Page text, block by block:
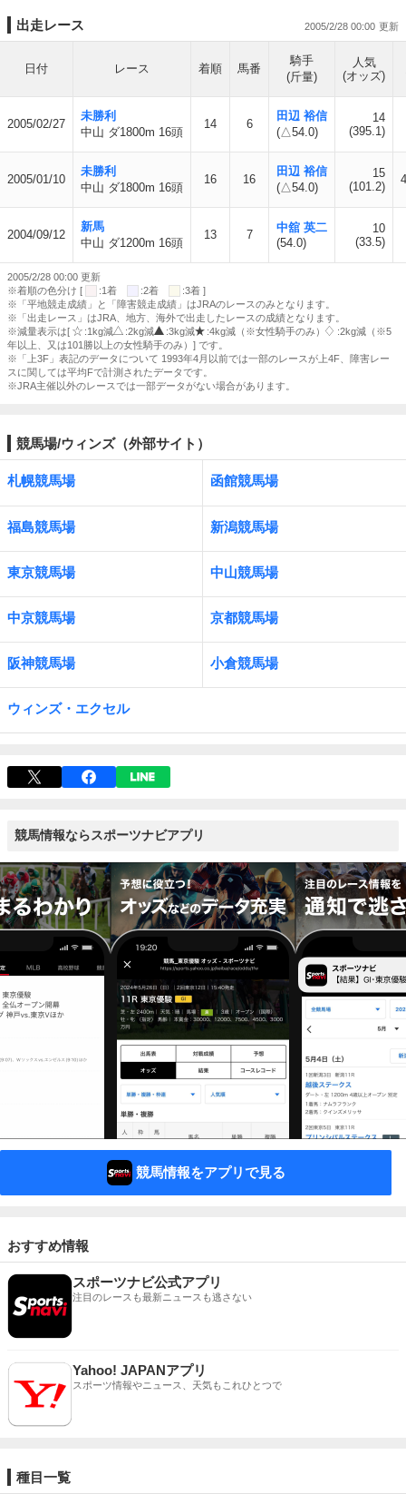
出走レース 2005/2/28 00:00
日付 レース 着順 馬番
騎手
(斤量)
人気
(オッズ)
2005/02/27
未勝利
中山 ダ1800m 16頭
14 6
田辺 裕信
(△54.0)
14
(395.1)
2005/01/10
未勝利
中山 ダ1800m 16頭
16 16
田辺 裕信
(△54.0)
15
(101.2)
2004/09/12
新馬
中山 ダ1200m 16頭
13 7
中舘 英二
(54.0)
10
(33.5)
2005/2/28 00:00 更新
※着順の色分け [
:1着 :2着
:3着 ]
※「平地競走成績」と「障害競走成績」はJRAのレースのみとなります。
※「出走レース」はJRA、地方、海外で出走したレースの成績となります。
※減量表示は[
:1kg減 :2kg減 :3kg減 :4kg減（※女性騎手のみ）
:2kg減（※5
年以上、又は101勝以上の女性騎手のみ）] です。
※「上3F」表記のデータについて 1993年4月以前では一部のレースが上4F、障害レー
スに関しては平均Fで計測されたデータです。
※JRA主催以外のレースでは一部データがない場合があります。
競馬場/ウィンズ（外部サイト）
札幌競馬場 函館競馬場
福島競馬場 新潟競馬場
東京競馬場 中山競馬場
中京競馬場 京都競馬場
阪神競馬場 小倉競馬場
ウィンズ・エクセル
競馬情報ならスポーツナビアプリ
競馬情報をアプリで見る
おすすめ情報
スポーツナビ公式アプリ
注目のレースも最新ニュースも逃さない
Yahoo! JAPANアプリ
スポーツ情報やニュース、天気もこれひとつで
種目一覧